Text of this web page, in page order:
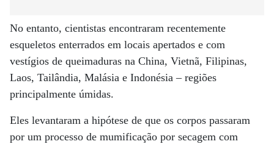
No entanto, cientistas encontraram recentemente
esqueletos enterrados em locais apertados e com
vestígios de queimaduras na China, Vietnã, Filipinas,
Laos, Tailândia, Malásia e Indonésia – regiões
principalmente úmidas.
Eles levantaram a hipótese de que os corpos passaram
por um processo de mumificação por secagem com